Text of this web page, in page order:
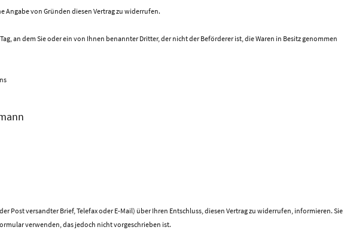
Angabe von Gründen diesen Vertrag zu widerrufen.
an dem Sie oder ein von Ihnen benannter Dritter, der nicht der Beförderer ist, die Waren in Besitz genommen
Post versandter Brief, Telefax oder E-Mail) über Ihren Entschluss, diesen Vertrag zu widerrufen, informieren. Sie
verwenden, das jedoch nicht vorgeschrieben ist.